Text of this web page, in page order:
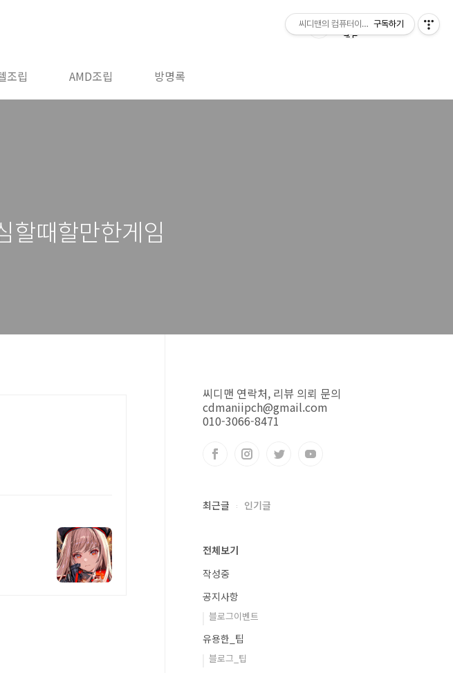
조립 AMD조립 방명록
할때할만한게임
씨디맨 연락처, 리뷰 의뢰 문의
cdmaniipch@gmail.com
010-3066-8471
최근글 인기글
전체보기
작성중
공지사항
블로그이벤트
유용한_팁
블로그_팁
씨디맨의 컴퓨터이야기구독하기